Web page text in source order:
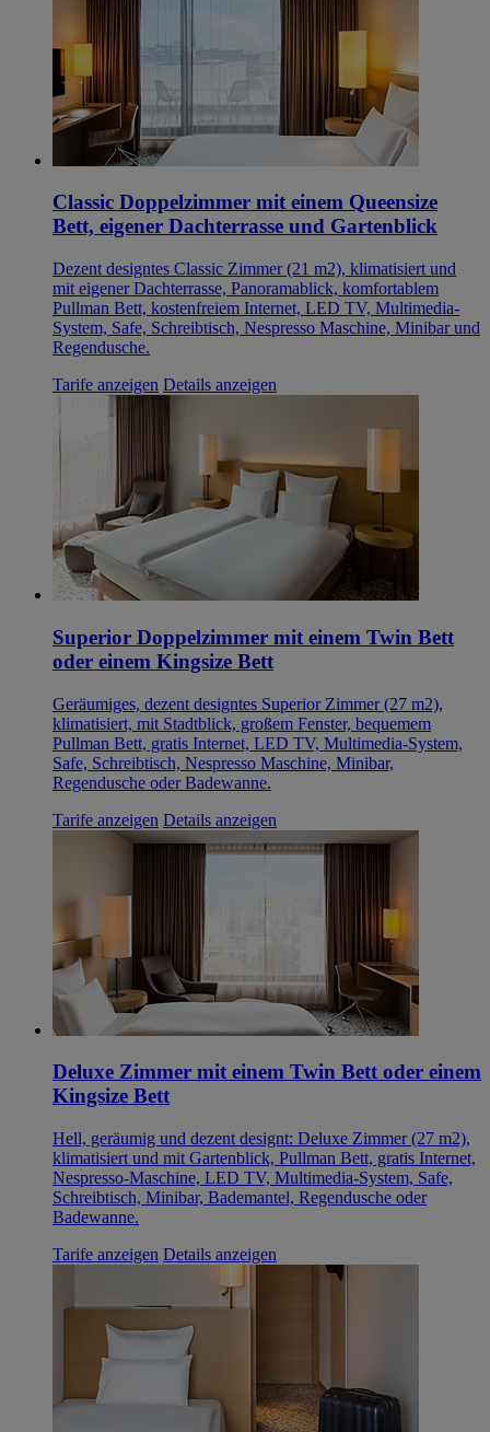
Classic Doppelzimmer mit einem Queensize
Bett, eigener Dachterrasse und Gartenblick
Dezent designtes Classic Zimmer (21 m2), klimatisiert und
mit eigener Dachterrasse, Panoramablick, komfortablem
Pullman Bett, kostenfreiem Internet, LED TV, Multimedia-
System, Safe, Schreibtisch, Nespresso Maschine, Minibar und
Regendusche.
Tarife anzeigen Details anzeigen
Superior Doppelzimmer mit einem Twin Bett
oder einem Kingsize Bett
Geräumiges, dezent designtes Superior Zimmer (27 m2),
klimatisiert, mit Stadtblick, großem Fenster, bequemem
Pullman Bett, gratis Internet, LED TV, Multimedia-System,
Safe, Schreibtisch, Nespresso Maschine, Minibar,
Regendusche oder Badewanne.
Tarife anzeigen Details anzeigen
Deluxe Zimmer mit einem Twin Bett oder einem
Kingsize Bett
Hell, geräumig und dezent designt: Deluxe Zimmer (27 m2),
klimatisiert und mit Gartenblick, Pullman Bett, gratis Internet,
Nespresso-Maschine, LED TV, Multimedia-System, Safe,
Schreibtisch, Minibar, Bademantel, Regendusche oder
Badewanne.
Tarife anzeigen Details anzeigen